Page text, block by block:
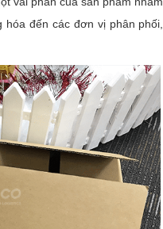
đến các đơn vị phân phối,